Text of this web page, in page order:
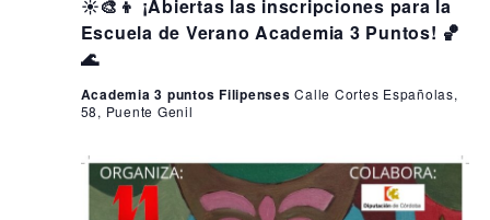
☀️🎨👦 ¡Abiertas las inscripciones para la
Escuela de Verano Academia 3 Puntos! 🏀
🌊
Academia 3 puntos FilipensesCalle Cortes Españolas,
58, Puente Genil